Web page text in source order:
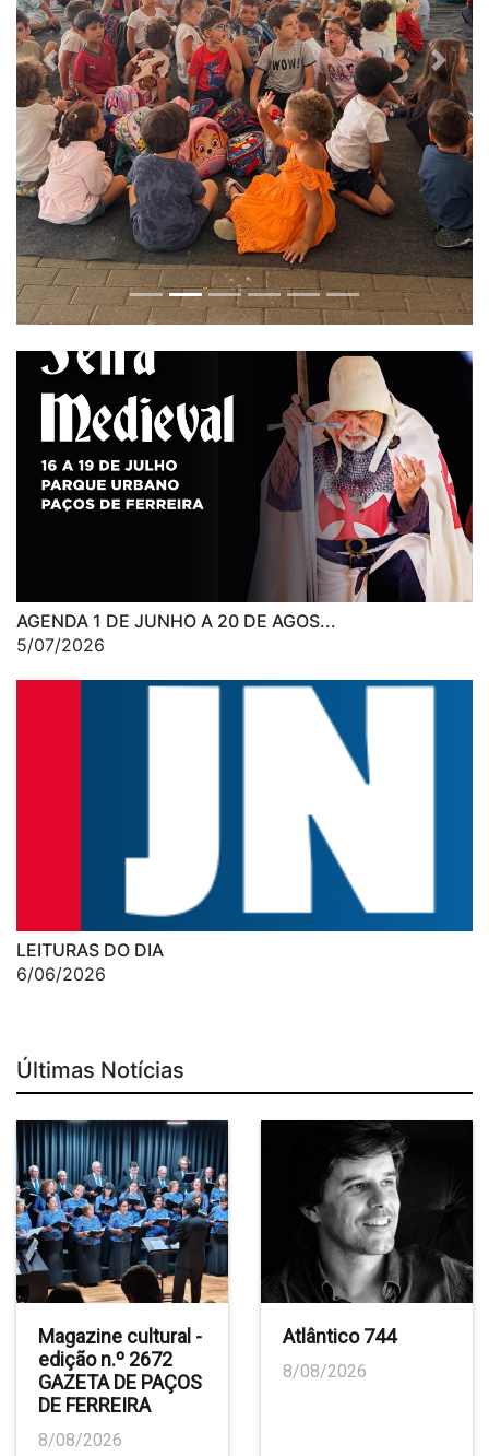
Previous Next
AGENDA 1 DE JUNHO A 20 DE AGOS...
5/07/2026
LEITURAS DO DIA
6/06/2026
Últimas Notícias
Magazine cultural -
edição n.º 2672
GAZETA DE PAÇOS
DE FERREIRA
8/08/2026
Atlântico 744
8/08/2026